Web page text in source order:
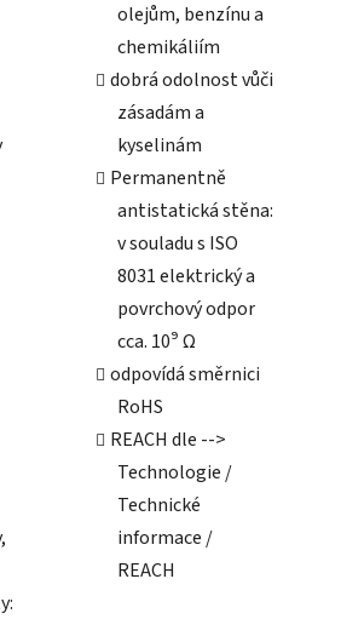
olejům, benzínu a
chemikáliím
dobrá odolnost vůči
zásadám a
kyselinám
Permanentně
antistatická stěna:
v souladu s ISO
8031 elektrický a
povrchový odpor
cca. 10⁹ Ω
odpovídá směrnici
RoHS
REACH dle -->
Technologie /
Technické
informace /
REACH